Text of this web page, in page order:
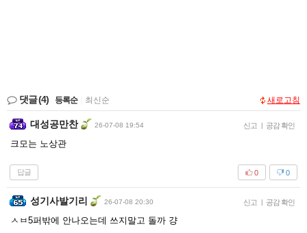
댓글(4) 등록순 최신순 새로고침
대성공만찬 26-07-08 19:54 신고 | 공감 확인
크모는 노상관
답글 0
0
성기사발기리 26-07-08 20:30 신고 | 공감 확인
ㅅㅂ5퍼밖에 안나오는데 쓰지말고 돌까 걍